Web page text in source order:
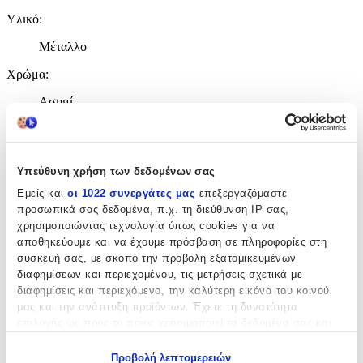
Υπεύθυνη χρήση των δεδομένων σας
Εμείς και οι 1022 συνεργάτες μας επεξεργαζόμαστε
προσωπικά σας δεδομένα, π.χ. τη διεύθυνση IP σας,
χρησιμοποιώντας τεχνολογία όπως cookies για να
αποθηκεύουμε και να έχουμε πρόσβαση σε πληροφορίες στη
συσκευή σας, με σκοπό την προβολή εξατομικευμένων
διαφημίσεων και περιεχομένου, τις μετρήσεις σχετικά με
διαφημίσεις και περιεχόμενο, την καλύτερη εικόνα του κοινού
μας και την ανάπτυξη προϊόντων. Έχετε τη δυνατότητα
Προβολή λεπτομερειών
Υλικό:
Μέταλλο
Χρώμα:
Ασημί
Τεμάχια
Αξιολογήσεις
Προς το παρόν δεν υπάρχουν άλλες αξιολογήσεις. Όταν
προστεθούν, θα εμφανιστούν εδώ.
Πώς υπολογίζεται η βαθμολογία
Η τελική βαθμολογία βασίζεται αποκλειστικά σε κριτικές χρηστών
που έχουν πραγματοποιήσει αγορά μέσω SHOPFLIX ή έχουν
Γράψου στο Νewsletter μας για νέα & προσφορές!